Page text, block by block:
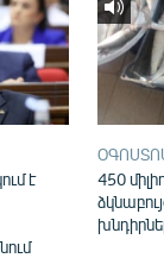
կայքերը
է
450